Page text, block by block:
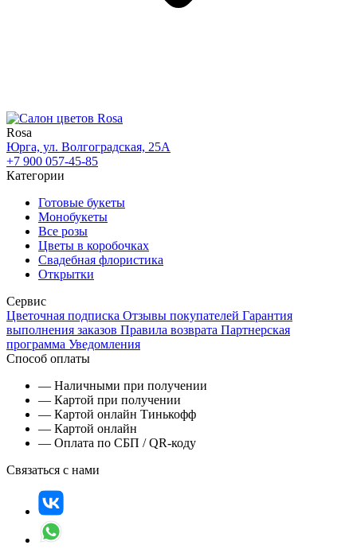
Rosa
Юрга, ул. Волгоградская, 25А
+7 900 057-45-85
Категории
Готовые букеты
Монобукеты
Все розы
Цветы в коробочках
Свадебная флористика
Открытки
Сервис
Цветочная подписка Отзывы покупателей Гарантия
выполнения заказов Правила возврата Партнерская
программа Уведомления
Способ оплаты
— Наличными при получении
— Картой при получении
— Картой онлайн Тинькофф
— Картой онлайн
— Оплата по СБП / QR-коду
Связаться с нами